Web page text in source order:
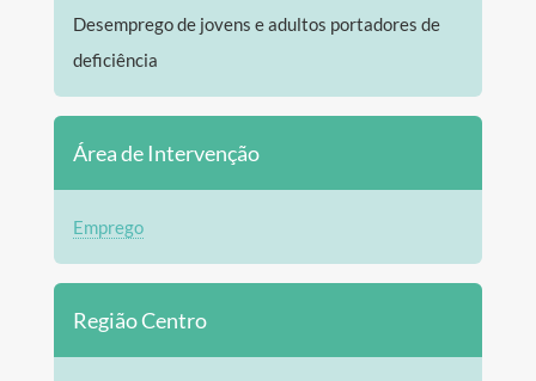
Desemprego de jovens e adultos portadores de
deficiência
Área de Intervenção
Emprego
Região Centro